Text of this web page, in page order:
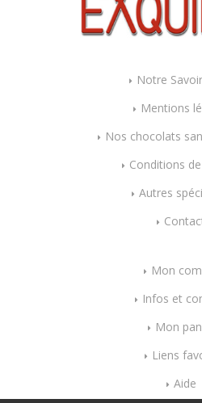
Notre
Mentions
Nos chocolats
Conditions
Autres
Mon
Infos et
Mon
Liens
Aide